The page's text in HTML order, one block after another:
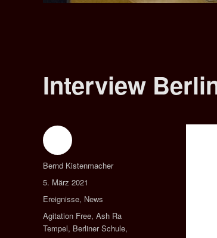
Interview
Autor
Bernd Kistenmacher
Veröffentlicht
am
5. März 2021
Kategorien
Ereignisse, News
Schlagwörter
Agitation Free, Ash Ra
Tempel, Berliner Schule,